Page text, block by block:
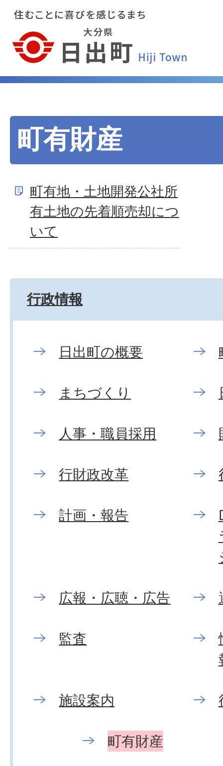
町有財産
町有地・土地開発公社所
有土地の先着順売却につ
いて
行政情報
日出町の概要
まちづくり
人事・職員採用
行財政改革
計画・報告
広報・広聴・広告
監査
施設案内
町有財産